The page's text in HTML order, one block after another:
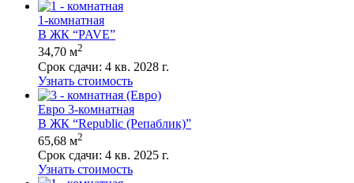
1-комнатная
В ЖК “PAVE”
34,70 м2
Срок сдачи: 4 кв. 2028 г.
Узнать стоимость
Евро 3-комнатная
В ЖК “Republic (Репаблик)”
65,68 м2
Срок сдачи: 4 кв. 2025 г.
Узнать стоимость